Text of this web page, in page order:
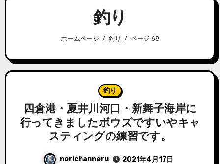
釣り
ホームページ 釣り ページ 68
釣り
四倉港・夏井川河口・新舞子海岸に
行ってきましたボウズですいやキャ
スティングの練習です。
norichanneru
2021年4月17日